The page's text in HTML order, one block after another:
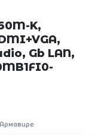
K,
Gb LAN,